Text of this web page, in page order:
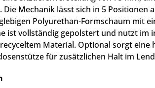
Die Mechanik lässt sich in 5 Positionen
Polyurethan-Formschaum mit
ist vollständig gepolstert und nutzt im
Material. Optional sorgt eine
für zusätzlichen Halt im